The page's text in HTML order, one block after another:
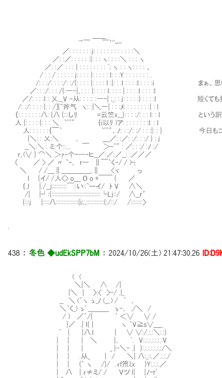
'"￣ ￣`''ｰ-
／: : : : : : :j: : : : : : : : : : : :＼
／: :／: : : : : :|: : : ヽ: : : :＼ : : : ヽ
／: :／ : : : | : : : : : : : : ﾞ; ヽ : : ヽ: : : : 、
/ : : / : : : : : j: : : : |: : : : : l: : :Y : : : : : : : .
/: : :/: : : :/: :/{: : : : |: : : : l :|: : :l : : : :l : : : :i まぁ、思いの
／: : :/: : : /{:―-|､: : : |: : : : l: : : : | : : : :l : : : :l
／/: : : :l : 乂,,_V ‐从: : : :: :―-| ;_: : j: : : : :} : : : :l 短くても投下
/: :/: : : : {: : /]{~斧气 ヽ: :|＼―| : : :ﾒ: : : : : : : :| : l
｛: : : : : : :八: {八 {:::しﾘ =云竺x,,_}: : : :/: : : l: : l という訳で
人 {: : : : {: : : ＼ `'''" ｛i以ﾘ )ア: : : : : : : :l: : l
人: : : : : :｛￣｀ `'''"．ﾉ: : :/: :/ : : :|: : } 今日もコツコツ
{＼: : 乂:＼ ､ ＿／: :／: :/: : :/ } : j
__＼:＼ : ミ:个::... ￣ ＞‐''" : ／: : :/ :ﾉ :/
r､(∨ } ⌒＼ ＞ｧ‐个ｰ--‐ヒ__／:／:／__: :／／／
（ ／ > ／ 〃 `ｰ､ r― ∥￣`く-/ / )┐
＼ / /＿∥＿＿＿＿_.∥ .<ヾ っ
l {イ/ /人<> o＿ O o *￣￣ { ／
〔,l |./__j::::::::::￣::い::`ーイ/ ﾄ V ∧＼
/| |┘:{:::::::::::::::::::::::::::::::::└Lj::/ ∧__r"
{:::j |::::八:::::::::::::::{i;;,::::::::::::{:/::/ /::::::::〉
438 ： 冬色 ◆udEkSPP7bM ： 2024/10/26(土) 21:47:30.26
( (
＼|＼ ∧ /|
|＼ | 〉.〈 〉-/ .|_
__ ＼ (´ヽ ゝ_ﾉ (__.) / ｀ ､
＼`く_) ゝ' ＿＿＿ ゝ-､ ./＼ /
/ ) ／´/{ ｀ ＜∨ ∨ /
}／ .| ｌ{ | ヽ ｀V≧s∨＿_
.′ { |八.l | ∨ ∨:/.:.:＼:.:}
| | | ＼ |､ '. V:.:.:.:.:.:.:V ／
| | | _ |-＼- .| }:.:.:.:.:.:.:/＼
| | .从_ | / ＼| 八:_::.／
| | {´ ヽ /}/ .ｨf笊ﾐx }Y:.:.:.
| 八 |.ｨ≠ミ/ / Ｖツ l| |ﾉｰr' ＼ ヽ